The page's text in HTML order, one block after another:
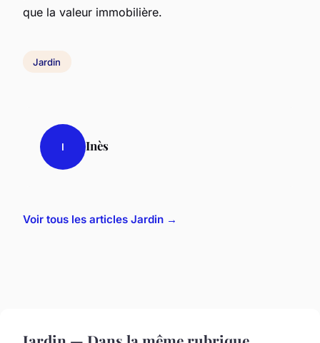
que la valeur immobilière.
Jardin
I Inès
Voir tous les articles Jardin →